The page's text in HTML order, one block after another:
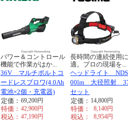
パワー＆コントロール
機能で作業がはか...
36V マルチボルトコ
ードレスブロワ(4.0Ah
電池×2個・充電器)
定価： 69,200円
特価： 42,900円
税込： 47,190円
長時間の連続使用
適。プロの現場を...
ヘッドライト
00lm 大径照射
セット
定価： 14,800円
特価： 8,140円
税込： 8,954円